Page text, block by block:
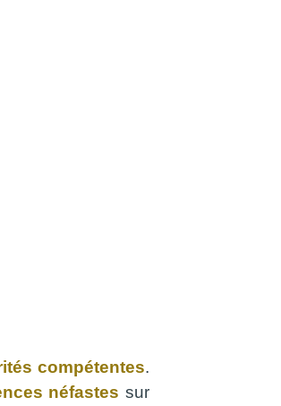
compétentes.
néfastes sur